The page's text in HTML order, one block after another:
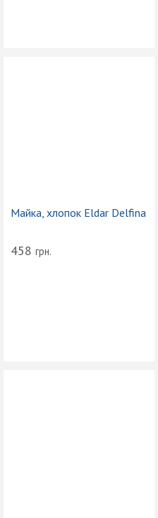
Майка, хлопок Eldar Delfina
458 грн.